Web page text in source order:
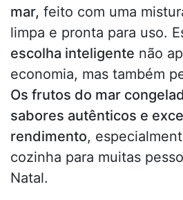
mar, feito com uma
limpa e pronta para uso.
escolha inteligente não
economia, mas também
Os frutos do mar
sabores autênticos e
rendimento,
cozinha para muitas
Natal.